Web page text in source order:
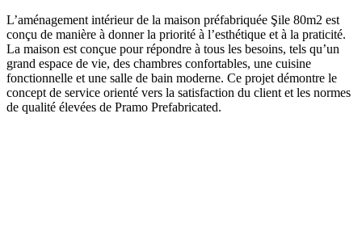
L’aménagement intérieur de la maison préfabriquée Şile 80m2 est
conçu de manière à donner la priorité à l’esthétique et à la praticité.
La maison est conçue pour répondre à tous les besoins, tels qu’un
grand espace de vie, des chambres confortables, une cuisine
fonctionnelle et une salle de bain moderne. Ce projet démontre le
concept de service orienté vers la satisfaction du client et les normes
de qualité élevées de Pramo Prefabricated.